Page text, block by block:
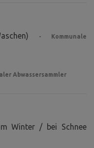
- Kommunale
Abwassersammler
Winter / bei Schnee